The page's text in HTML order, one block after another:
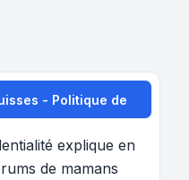
- Politique de
explique en
de mamans